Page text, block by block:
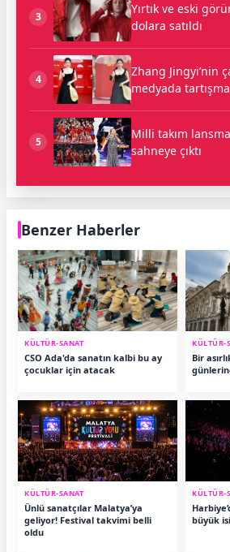
3
Yırtık ve eski
dolara satıldı
4
Zhang Jingyi’nin
medyada
5
Milli takım
sahneye çıktı
Benzer Haberler
KÜLTÜR-SANAT
CSO Ada'da sanatın kalbi bu ay
çocuklar için atacak
KÜLTÜR-
Bir
KÜLTÜR-SANAT
Ünlü sanatçılar Malatya’ya
geliyor! Festival takvimi belli
oldu
KÜLTÜR-
büyük